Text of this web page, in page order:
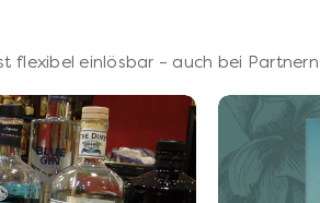
flexibel einlösbar – auch bei